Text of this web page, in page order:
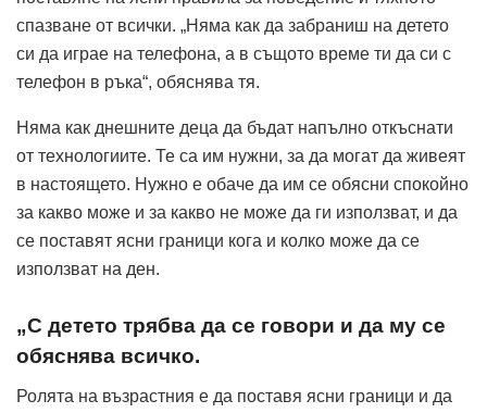
спазване от всички. „Няма как да забраниш на детето
си да играе на телефона, а в същото време ти да си с
телефон в ръка“, обяснява тя.
Няма как днешните деца да бъдат напълно откъснати
от технологиите. Те са им нужни, за да могат да живеят
в настоящето. Нужно е обаче да им се обясни спокойно
за какво може и за какво не може да ги използват, и да
се поставят ясни граници кога и колко може да се
използват на ден.
„С детето трябва да се говори и да му се
обяснява всичко.
Ролята на възрастния е да поставя ясни граници и да